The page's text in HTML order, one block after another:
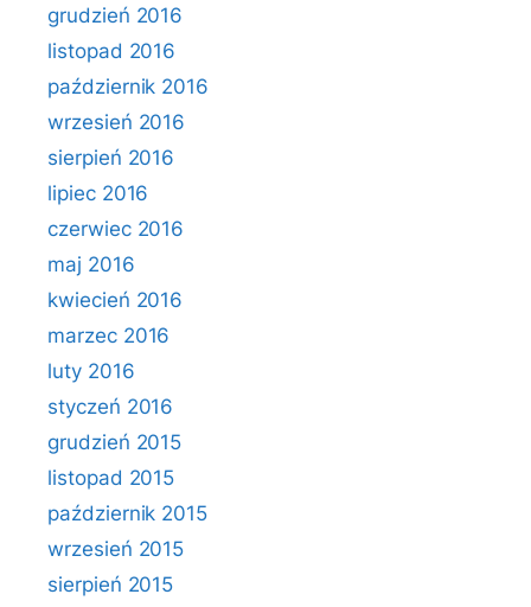
grudzień 2016
listopad 2016
październik 2016
wrzesień 2016
sierpień 2016
lipiec 2016
czerwiec 2016
maj 2016
kwiecień 2016
marzec 2016
luty 2016
styczeń 2016
grudzień 2015
listopad 2015
październik 2015
wrzesień 2015
sierpień 2015